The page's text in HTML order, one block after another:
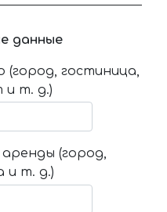
данные
(город, гостиница,
и т. д.)
(город,
и т. д.)